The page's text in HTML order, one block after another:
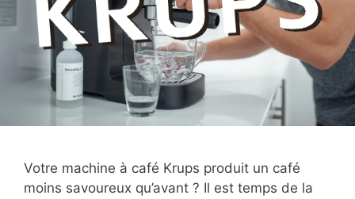
Votre machine à café Krups produit un café
moins savoureux qu’avant ? Il est temps de la